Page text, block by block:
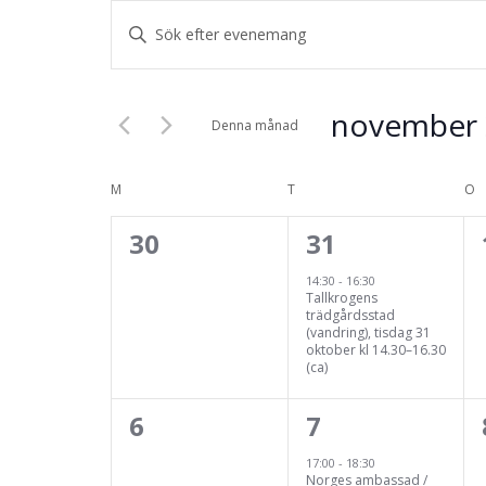
Evenemang
Search
Views
Navigation
Ange
efter
efter
nyckelord.
Denna månad november
Kalender
av
M TTISDAG O
0
30
1
evenemang,
31
14:30 - 16:30
Tallkrogens
trädgårdsstad
(vandring), tisdag 31
oktober kl 14.30–16.30
(ca)
0
6
1
evenemang,
7
17:00 - 18:30
Norges ambassad /